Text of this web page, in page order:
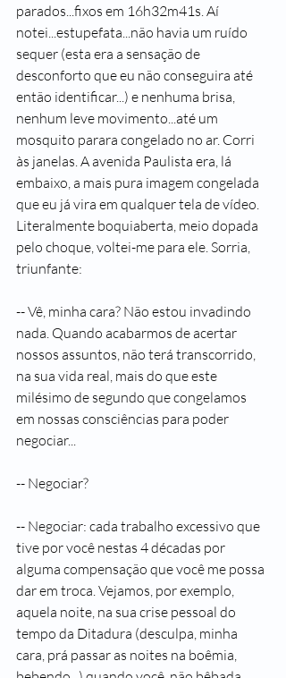
parados...fixos em 16h32m41s. Aí
notei...estupefata...não havia um ruído
sequer (esta era a sensação de
desconforto que eu não conseguira até
então identificar...) e nenhuma brisa,
nenhum leve movimento...até um
mosquito parara congelado no ar. Corri
às janelas. A avenida Paulista era, lá
embaixo, a mais pura imagem congelada
que eu já vira em qualquer tela de vídeo.
Literalmente boquiaberta, meio dopada
pelo choque, voltei-me para ele. Sorria,
triunfante:
-- Vê, minha cara? Não estou invadindo
nada. Quando acabarmos de acertar
nossos assuntos, não terá transcorrido,
na sua vida real, mais do que este
milésimo de segundo que congelamos
em nossas consciências para poder
negociar...
-- Negociar?
-- Negociar: cada trabalho excessivo que
tive por você nestas 4 décadas por
alguma compensação que você me possa
dar em troca. Vejamos, por exemplo,
aquela noite, na sua crise pessoal do
tempo da Ditadura (desculpa, minha
cara, prá passar as noites na boêmia,